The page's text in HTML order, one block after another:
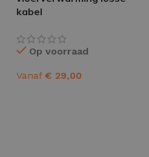
kabel
Op voorraad
Vanaf € 29,00